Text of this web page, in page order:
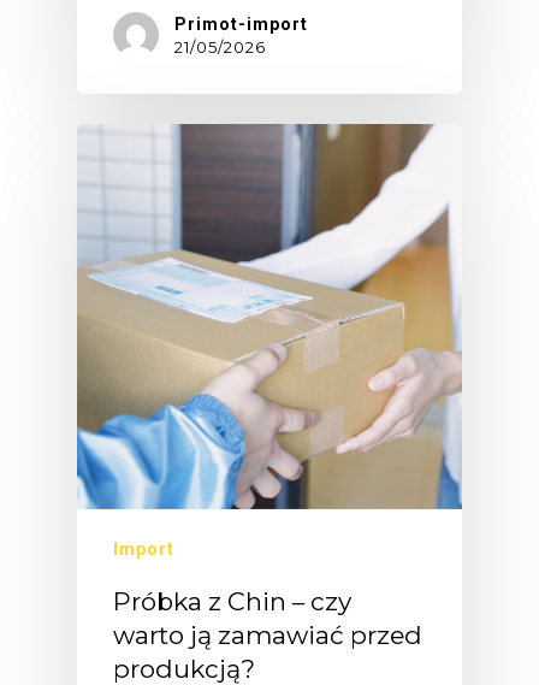
Primot-import
21/05/2026
Import
Próbka z Chin – czy
warto ją zamawiać przed
produkcją?